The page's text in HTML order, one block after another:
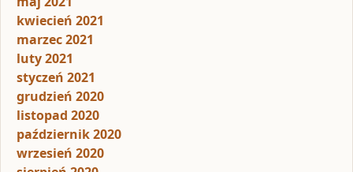
kwiecień 2021
marzec 2021
luty 2021
styczeń 2021
grudzień 2020
listopad 2020
październik 2020
wrzesień 2020